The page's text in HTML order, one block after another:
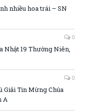
nhiều hoa trái – SN
0
Nhật 19 Thường Niên,
0
Giải Tin Mừng Chúa
A